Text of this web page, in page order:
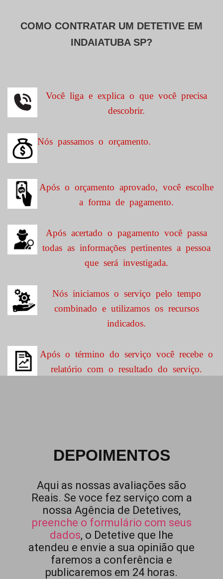
COMO CONTRATAR UM DETETIVE EM
INDAIATUBA SP?
Você liga e explica o que você precisa
descobrir.
Nós passamos o orçamento.
Após o orçamento aprovado, você escolhe
a forma de pagamento.
Após acertado o pagamento você passa
todas as informações pertinentes a pessoa
que será investigada.
Nós iniciamos o serviço pelo tempo
combinado e utilizamos os recursos
indicados.
Após o término do serviço você recebe o
relatório com o resultado do serviço.
DEPOIMENTOS
Aqui as nossas avaliações são
Reais. Se voce fez serviço com a
nossa Agência de Detetives,
preenche o formulário com seus
dados, o Detetive que lhe
atendeu e envie a sua opinião que
faremos a conferência e
publicaremos em 24 horas.